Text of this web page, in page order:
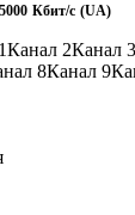
Кбит/с (UA)
Канал 2Канал 3
8Канал 9